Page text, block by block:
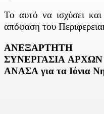
Το αυτό να ισχύσει
απόφαση του
ΑΝΕΞΑΡΤΗΤΗ
ΣΥΝΕΡΓΑΣΙΑ ΑΡΧΩΝ
ΑΝΑΣΑ για τα Ιόνια